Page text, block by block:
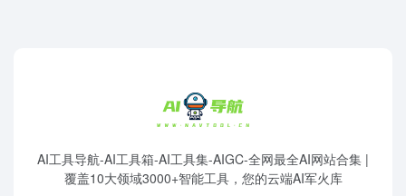
AI工具导航-AI工具箱-AI工具集-AIGC-全网最全AI网站合集 |
覆盖10大领域3000+智能工具，您的云端AI军火库